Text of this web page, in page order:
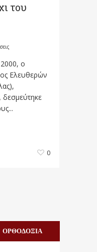
του
ο
Ελευθερών
δεσμεύτηκε
0
ΟΡΘΟΔΟΞΙΑ